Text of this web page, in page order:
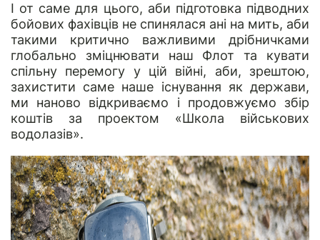
І от саме для цього, аби підготовка підводних
бойових фахівців не спинялася ані на мить, аби
такими критично важливими дрібничками
глобально зміцнювати наш Флот та кувати
спільну перемогу у цій війні, аби, зрештою,
захистити саме наше існування як держави,
ми наново відкриваємо і продовжуємо збір
коштів за проектом «Школа військових
водолазів».